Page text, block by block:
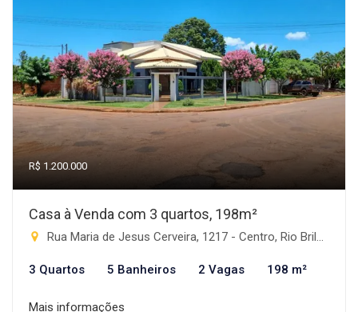
R$ 1.200.000
Casa à Venda com 3 quartos, 198m²
Rua Maria de Jesus Cerveira, 1217 - Centro, Rio Brilhante-MS
3 Quartos 5 Banheiros 2 Vagas 198 m²
Mais informações